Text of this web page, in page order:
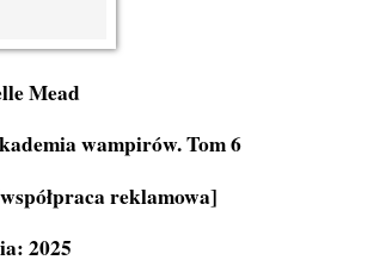
Mead
wampirów. Tom 6
reklamowa]
2025